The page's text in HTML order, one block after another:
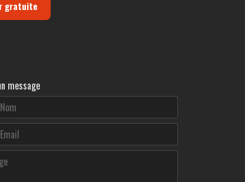
gratuite
message